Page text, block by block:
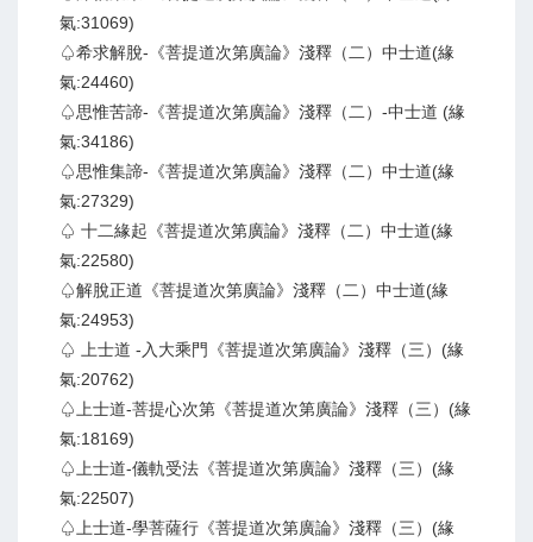
氣:31069)
♤希求解脫-《菩提道次第廣論》淺釋（二）中士道(緣
氣:24460)
♤思惟苦諦-《菩提道次第廣論》淺釋（二）-中士道 (緣
氣:34186)
♤思惟集諦-《菩提道次第廣論》淺釋（二）中士道(緣
氣:27329)
♤ 十二緣起《菩提道次第廣論》淺釋（二）中士道(緣
氣:22580)
♤解脫正道《菩提道次第廣論》淺釋（二）中士道(緣
氣:24953)
♤ 上士道 -入大乘門《菩提道次第廣論》淺釋（三）(緣
氣:20762)
♤上士道-菩提心次第《菩提道次第廣論》淺釋（三）(緣
氣:18169)
♤上士道-儀軌受法《菩提道次第廣論》淺釋（三）(緣
氣:22507)
♤上士道-學菩薩行《菩提道次第廣論》淺釋（三）(緣